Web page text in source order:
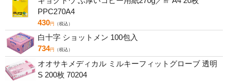
PPC270A4
430円 （税込）
白十字 ショットメン 100包入
734円 （税込）
オオサキメディカル ミルキーフィットグローブ 透明
S 200枚 70204